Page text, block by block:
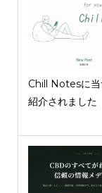
Chill Notesに当
紹介されました